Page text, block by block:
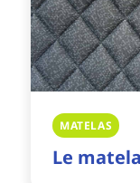
MATELAS
Le